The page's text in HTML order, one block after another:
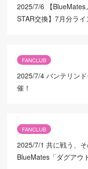
2025/7/6
【
STAR交換】7月分ライ
FANCLUB
2025/7/4 バンテリン
催！
FANCLUB
2025/7/1 共に戦う、
BlueMates「ダグアウ